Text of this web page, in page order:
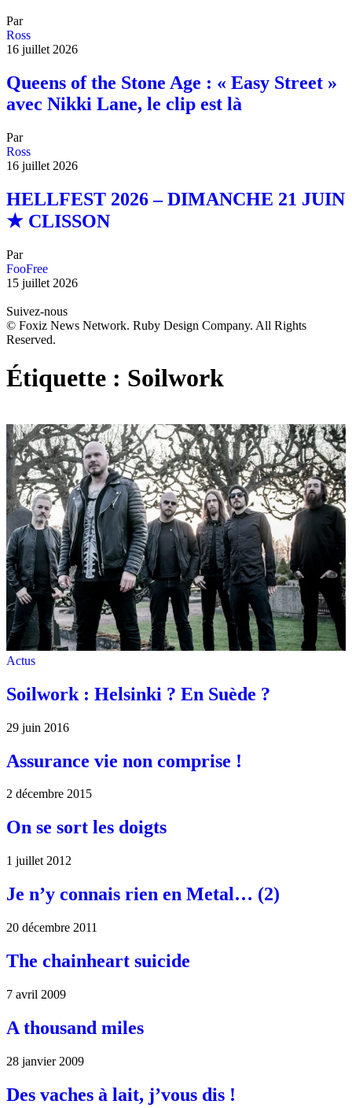
Par
Ross
16 juillet 2026
Queens of the Stone Age : « Easy Street »
avec Nikki Lane, le clip est là
Par
Ross
16 juillet 2026
HELLFEST 2026 – DIMANCHE 21 JUIN
★ CLISSON
Par
FooFree
15 juillet 2026
Suivez-nous
© Foxiz News Network. Ruby Design Company. All Rights
Reserved.
Étiquette : Soilwork
Actus
Soilwork : Helsinki ? En Suède ?
29 juin 2016
Assurance vie non comprise !
2 décembre 2015
On se sort les doigts
1 juillet 2012
Je n’y connais rien en Metal… (2)
20 décembre 2011
The chainheart suicide
7 avril 2009
A thousand miles
28 janvier 2009
Des vaches à lait, j’vous dis !